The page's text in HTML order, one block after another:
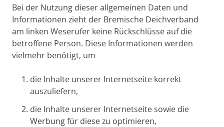
Bei der Nutzung dieser allgemeinen Daten und
Informationen zieht der Bremische Deichverband
am linken Weserufer keine Rückschlüsse auf die
betroffene Person. Diese Informationen werden
vielmehr benötigt, um
die Inhalte unserer Internetseite korrekt
auszuliefern,
die Inhalte unserer Internetseite sowie die
Werbung für diese zu optimieren,